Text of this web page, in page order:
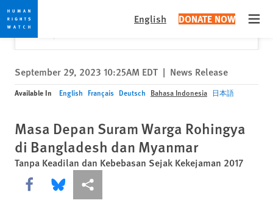
Skip
to
cookie
privacy
notice
Skip
to
main
content
English DONATE NOW
Would you like to read this page in English?
Yes
✕
September 29, 2023 10:25AM EDT | News Release
Available In English Français Deutsch Bahasa Indonesia 日本語
Masa Depan Suram Warga Rohingya
di Bangladesh dan Myanmar
Tanpa Keadilan dan Kebebasan Sejak Kekejaman 2017
Share this via Facebook
Share this via Bluesky
More sharing options